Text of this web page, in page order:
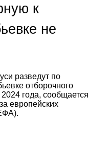
к
не
разведут по
отборочного
года, сообщается
европейских